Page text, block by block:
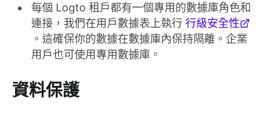
每個 Logto 租戶都有一個專用的數據庫角色和
連接，我們在用戶數據表上執行 行級安全性
。這確保你的數據在數據庫內保持隔離。企業
用戶也可使用專用數據庫。
資料保護